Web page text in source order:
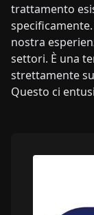
trattamento
nostra
settori. È una
strettamente
Questo ci